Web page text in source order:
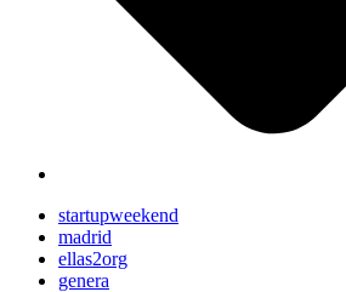
startupweekend
madrid
ellas2org
genera